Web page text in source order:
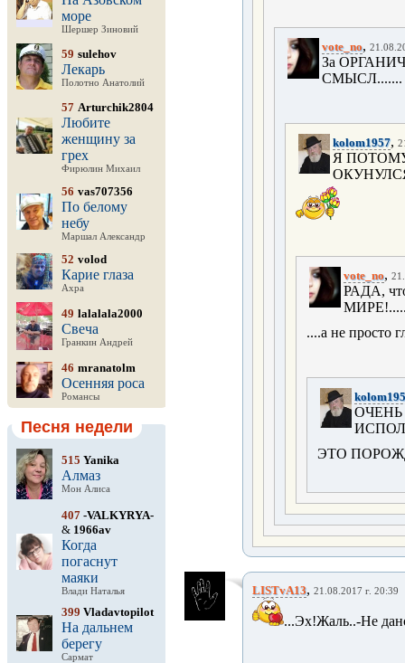
море
Шершер Зиновий
59 sulehov
Лекарь
Полотно Анатолий
57 Arturchik2804
Любите
женщину за
грех
Фирюлин Михаил
56 vas707356
По белому
небу
Маршал Александр
52 volod
Карие глаза
Ахра
49 lalalala2000
Свеча
Гранкин Андрей
46 mranatolm
Осенняя роса
Романсы
Песня недели
515 Yanika
Алмаз
Мон Алиса
407 -VALKYRYA-
& 1966av
Когда
погаснут
маяки
Влади Наталья
399 Vladavtopilot
На дальнем
берегу
Сармат
vote_no,
За
СМЫСЛ.......
kolom1957,
Я
vote_no,
РАДА,
....а не просто
ЭТО
LISTvA13, 21.08.2017 г. 20:39
...Эх!Жаль..-Не